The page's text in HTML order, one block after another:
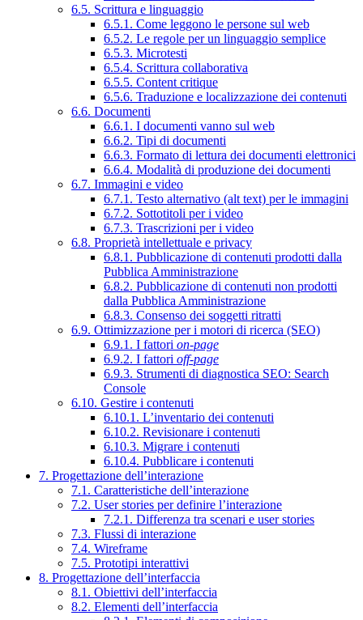
6.5. Scrittura e linguaggio
6.5.1. Come leggono le persone sul web
6.5.2. Le regole per un linguaggio semplice
6.5.3. Microtesti
6.5.4. Scrittura collaborativa
6.5.5. Content critique
6.5.6. Traduzione e localizzazione dei contenuti
6.6. Documenti
6.6.1. I documenti vanno sul web
6.6.2. Tipi di documenti
6.6.3. Formato di lettura dei documenti elettronici
6.6.4. Modalità di produzione dei documenti
6.7. Immagini e video
6.7.1. Testo alternativo (alt text) per le immagini
6.7.2. Sottotitoli per i video
6.7.3. Trascrizioni per i video
6.8. Proprietà intellettuale e privacy
6.8.1. Pubblicazione di contenuti prodotti dalla
Pubblica Amministrazione
6.8.2. Pubblicazione di contenuti non prodotti
dalla Pubblica Amministrazione
6.8.3. Consenso dei soggetti ritratti
6.9. Ottimizzazione per i motori di ricerca (SEO)
6.9.1. I fattori on-page
6.9.2. I fattori off-page
6.9.3. Strumenti di diagnostica SEO: Search
Console
6.10. Gestire i contenuti
6.10.1. L’inventario dei contenuti
6.10.2. Revisionare i contenuti
6.10.3. Migrare i contenuti
6.10.4. Pubblicare i contenuti
7. Progettazione dell’interazione
7.1. Caratteristiche dell’interazione
7.2. User stories per definire l’interazione
7.2.1. Differenza tra scenari e user stories
7.3. Flussi di interazione
7.4. Wireframe
7.5. Prototipi interattivi
8. Progettazione dell’interfaccia
8.1. Obiettivi dell’interfaccia
8.2. Elementi dell’interfaccia